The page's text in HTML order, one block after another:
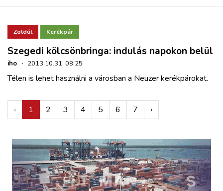
Zöldút Kerékpár
Szegedi kölcsönbringa: indulás napokon belül
iho · 2013.10.31. 08:25
Télen is lehet használni a városban a Neuzer kerékpárokat.
‹ 1 2 3 4 5 6 7 ›